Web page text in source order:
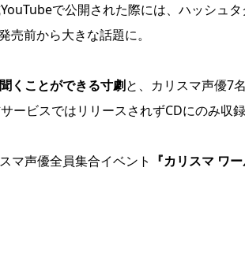
で公開された際には、ハッシュタ
売前から大きな話題に。
くことができる寸劇と、カリスマ声優7
ービスではリリースされずCDにのみ収
マ声優全員集合イベント 『カリスマ ワ